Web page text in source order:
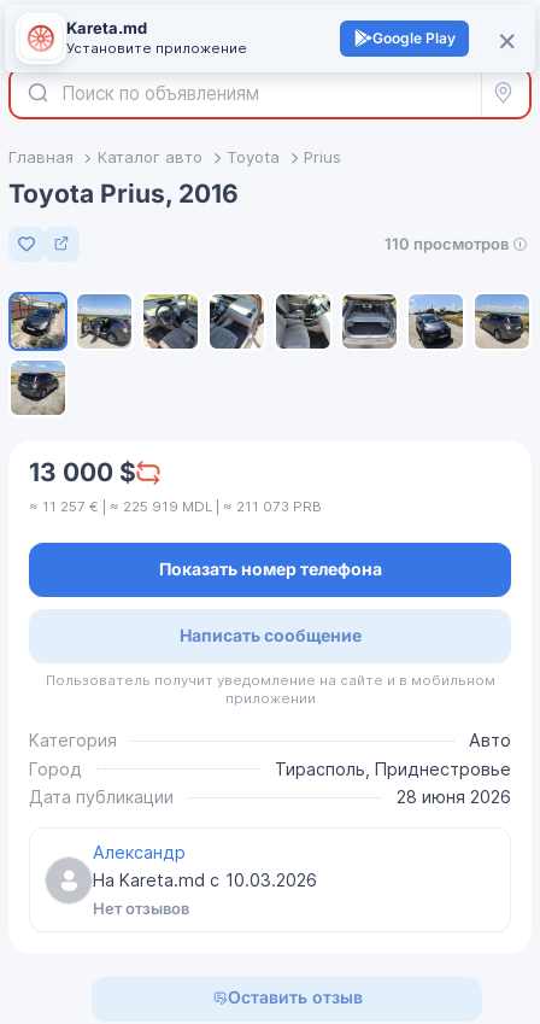
Войти +
Все
Главная Каталог авто Toyota Prius
Toyota Prius, 2016
Добавить в избранное
110 просмотров
13 000 $
≈ 11 257 € | ≈ 225 919 MDL | ≈ 211 073 PRB
Показать номер телефона
Написать сообщение
Пользователь получит уведомление на сайте и в мобильном
приложении
Категория
Авто
Город
Тирасполь, Приднестровье
Дата публикации
28 июня 2026
Александр
На Kareta.md с 10.03.2026
Нет отзывов
Оставить отзыв
×
Kareta.md
Установите приложение
Google Play